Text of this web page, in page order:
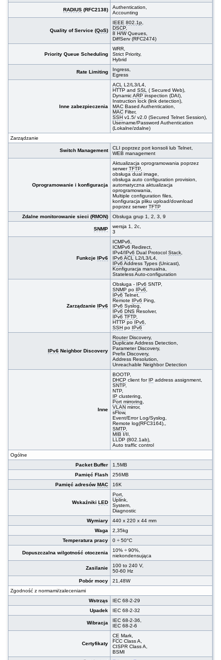
RADIUS (RFC2138)
Authentication,
Accounting
Quality of Service (QoS)
IEEE 802.1p,
DSCP,
8 H/W Queues,
DiffServ (RFC2474)
Priority Queue Scheduling
WRR,
Strict Priority,
Hybrid
Rate Limiting
Ingress,
Egress
Inne zabezpieczenia
ACL L2/L3/L4,
HTTP andSSL ( Secured Web),
DynamicARP inspection (DAI),
Instruction lock (link detection),
MAC Based Authentication,
MAC Filter,
SSH v1.5/ v2.0 (Secured Telnet Session),
Username/Password Authentication
(Lokalne/zdalne)
Zarządzanie
Switch Management
CLI poprzez port konsoli lub Telnet,
WEB management
Oprogramowanie i konfiguracja
Aktualizacja oprogramowania poprzez
serwerTFTP,
obsługa dual image,
obsługa auto configuration provision,
automatyczna aktualizacja
oprogramowania,
Multiple configuration files,
konfiguracja pliku upload/download
poprzez serwerTFTP
Zdalne monitorowanie sieci (RMON) Obsługa grup 1, 2, 3, 9
SNMP
wersja 1, 2c,
3
FunkcjeIPv6
ICMPv6,
ICMPv6 Redirect,
IPv4/IPv6 Dual ProtocolStack,
IPv6 ACL L2/L3/L4,
IPv6 Address Types (Unicast),
Konfiguracja manualna,
Stateless Auto-configuration
ZarządzanieIPv6
Obsługa - IPv6 SNTP,
SNMP po IPv6,
IPv6 Telnet,
Remote IPv6 Ping,
IPv6 Syslog,
IPv6 DNS Resolver,
IPv6 TFTP,
HTTP po IPv6,
SSH po IPv6
IPv6 Neighbor Discovery
RouterDiscovery,
Duplicate Address Detection,
Parameter Discovery,
Prefix Discovery,
Address Resolution,
Unreachable Neighbor Detection
Inne
BOOTP,
DHCP client for IP address assignment,
SNTP,
NTP,
IP clustering,
Port mirroring,
VLAN mirror,
sFlow,
Event/Error Log/Syslog,
Remote log(RFC3164),,
SMTP,
MIB I/II,
LLDP (802.1ab),
Auto traffic control
Ogólne
Packet Buffer
1,5MB
Pamięć Flash
256MB
Pamięć adresówMAC 16K
WskaźnikiLED
Port,
Uplink,
System,
Diagnostic
Wymiary
440 x 220 x 44 mm
Waga
2,35kg
Temperatura pracy
0 ÷ 50°C
Dopuszczalna wilgotność otoczenia
10% ÷ 90%,
niekondensująca
Zasilanie
100 to 240 V,
50-60 Hz
Pobór mocy
21,48W
Zgodność z normami/zaleceniami
Wstrząs
IEC 68-2-29
Upadek
IEC 68-2-32
Wibracja
IEC 68-2-36,
IEC 68-2-6
Certyfikaty
CE Mark,
FCC Class A,
CISPR Class A,
BSMI